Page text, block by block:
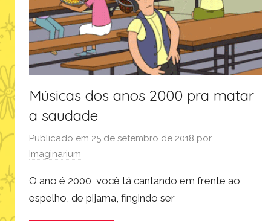
Músicas dos anos 2000 pra matar
a saudade
Publicado em 25 de setembro de 2018 por
Imaginarium
O ano é 2000, você tá cantando em frente ao
espelho, de pijama, fingindo ser